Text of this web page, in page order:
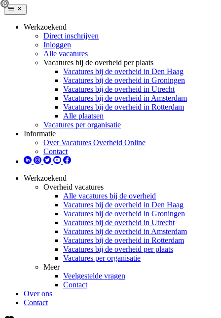
Werkzoekend
Direct inschrijven
Inloggen
Alle vacatures
Vacatures bij de overheid per plaats
Vacatures bij de overheid in Den Haag
Vacatures bij de overheid in Groningen
Vacatures bij de overheid in Utrecht
Vacatures bij de overheid in Amsterdam
Vacatures bij de overheid in Rotterdam
Alle plaatsen
Vacatures per organisatie
Informatie
Over Vacatures Overheid Online
Contact
Werkzoekend
Overheid vacatures
Alle vacatures bij de overheid
Vacatures bij de overheid in Den Haag
Vacatures bij de overheid in Groningen
Vacatures bij de overheid in Utrecht
Vacatures bij de overheid in Amsterdam
Vacatures bij de overheid in Rotterdam
Vacatures bij de overheid per plaats
Vacatures per organisatie
Meer
Veelgestelde vragen
Contact
Over ons
Contact